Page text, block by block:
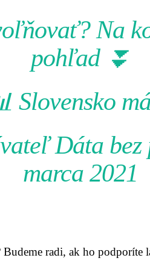
Na
pohľad ⏬
Slovensko
Dáta bez
marca 2021
radi, ak ho